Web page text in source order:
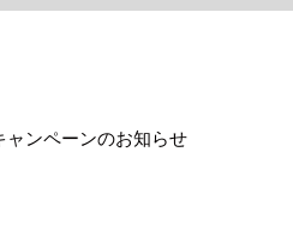
ンペーンのお知らせ